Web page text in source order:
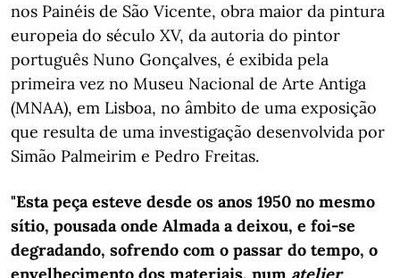
nos Painéis de São Vicente, obra maior da pintura
europeia do século XV, da autoria do pintor
português Nuno Gonçalves, é exibida pela
primeira vez no Museu Nacional de Arte Antiga
(MNAA), em Lisboa, no âmbito de uma exposição
que resulta de uma investigação desenvolvida por
Simão Palmeirim e Pedro Freitas.
"Esta peça esteve desde os anos 1950 no mesmo
sítio, pousada onde Almada a deixou, e foi-se
degradando, sofrendo com o passar do tempo, o